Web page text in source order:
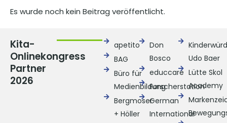
Es wurde noch kein Beitrag veröffentlicht.
Kita-
Onlinekongress
Partner
2026
apetito
BAG
Büro für
Medienbildung
Bergmoser
+ Höller
Don
Bosco
educcare
Forscherstation
German
International
Udo Baer
Lütte Skol
Academy